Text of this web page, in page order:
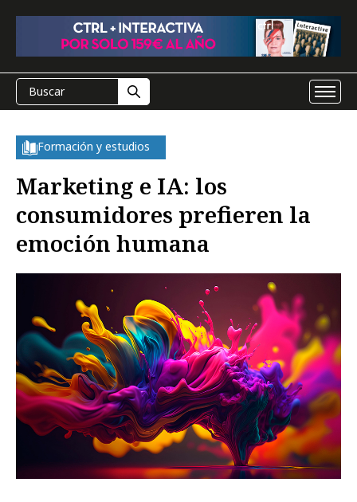
Formación y estudios
Marketing e IA: los
consumidores prefieren la
emoción humana